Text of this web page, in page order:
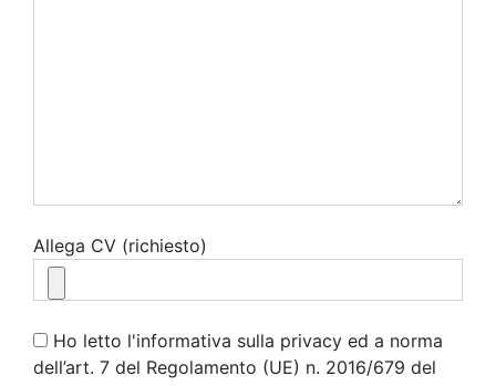
Allega CV (richiesto)
Ho letto l'informativa sulla privacy ed a norma
dell’art. 7 del Regolamento (UE) n. 2016/679 del